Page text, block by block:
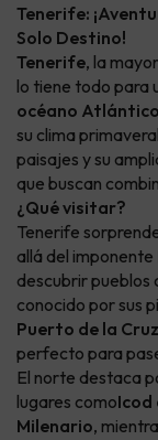
Tenerife:
Solo Destino!
Tenerife, la
lo tiene todo para
océano Atlántico
su clima
paisajes y su
que buscan
¿Qué visitar?
Tenerife
allá del imponente
descubrir pueblos
conocido por sus
Puerto de la Cruz
perfecto para
El norte destaca
lugares comoIcod
Milenario,